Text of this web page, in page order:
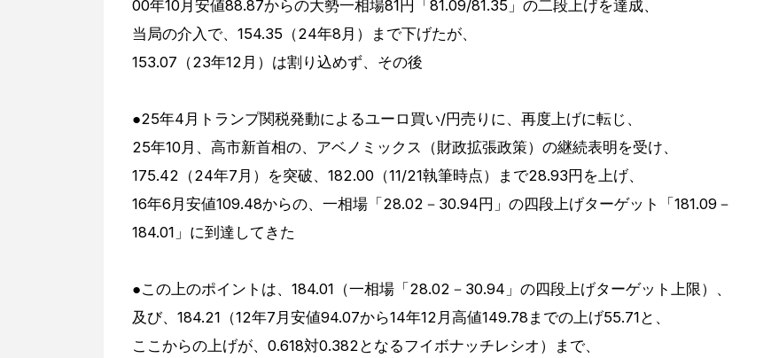
00年10月安値88.87からの大勢一相場81円「81.09/81.35」の二段上げを達成、
当局の介入で、154.35（24年8月）まで下げたが、
153.07（23年12月）は割り込めず、その後
●25年4月トランプ関税発動によるユーロ買い/円売りに、再度上げに転じ、
25年10月、高市新首相の、アベノミックス（財政拡張政策）の継続表明を受け、
175.42（24年7月）を突破、182.00（11/21執筆時点）まで28.93円を上げ、
16年6月安値109.48からの、一相場「28.02－30.94円」の四段上げターゲット「181.09－
184.01」に到達してきた
●この上のポイントは、184.01（一相場「28.02－30.94」の四段上げターゲット上限）、
及び、184.21（12年7月安値94.07から14年12月高値149.78までの上げ55.71と、
ここからの上げが、0.618対0.382となるフイボナッチレシオ）まで、